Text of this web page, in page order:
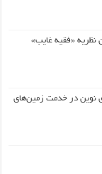
«فقیه غایب»
نوین در خدمت زمین‌های